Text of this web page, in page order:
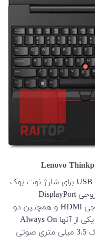
در سمت چپ، یک پورت USB 3.1 Type-C برای شارژ نوت بوک
وجود دارد.که این پورت همچنین از خروجی DisplayPort
پشتیبانی می کند. همچنین، یک خروجی HDMI و همچنین دو
درگاه USB 3.0 Type-A وجود دارد که یکی از آنها Always On
است. در نهایت در این قسمت یک جک 3.5 میلی متری صوتی